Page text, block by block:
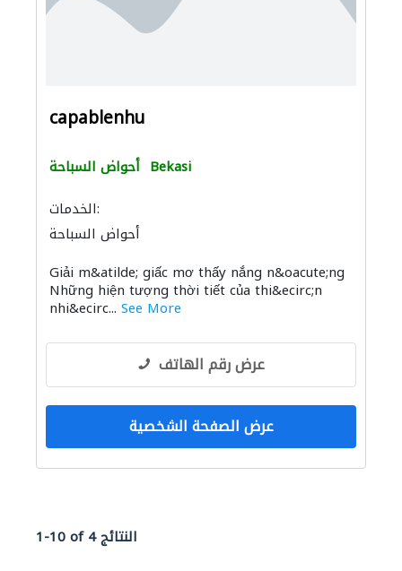
capablenhu
أحواض السباحة Bekasi
الخدمات:
أحواض السباحة
Giải m&atilde; giấc mơ thấy nắng n&oacute;ng
Những hiện tượng thời tiết của thi&ecirc;n
nhi&ecirc... See More
عرض رقم الهاتف
عرض الصفحة الشخصية
1-10 of 4 النتائج